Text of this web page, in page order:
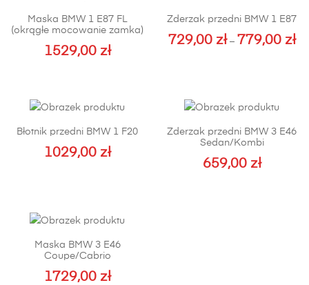
Maska BMW 1 E87 FL
(okrągłe mocowanie zamka)
1529,00 zł
Zderzak przedni BMW 1 E87
729,00 zł – 779,00 zł
wiele
Opcje
można
Błotnik przedni BMW 1 F20
1029,00 zł
wiele
Opcje
można
Zderzak przedni BMW 3 E46
Sedan/Kombi
659,00 zł
Maska BMW 3 E46
Coupe/Cabrio
1729,00 zł